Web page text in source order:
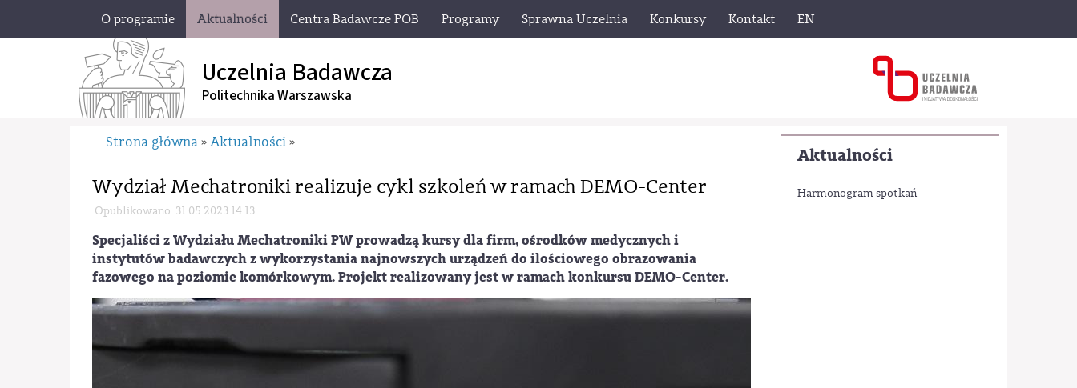
O programie Aktualności Centra Badawcze POB Programy Sprawna Uczelnia Konkursy Kontakt EN
Uczelnia Badawcza
Politechnika Warszawska
Aktualności
Harmonogram spotkań
Strona główna » Aktualności »
Wydział Mechatroniki realizuje cykl szkoleń w ramach DEMO-Center
Opublikowano: 31.05.2023 14:13
Specjaliści z Wydziału Mechatroniki PW prowadzą kursy dla firm, ośrodków medycznych i
instytutów badawczych z wykorzystania najnowszych urządzeń do ilościowego obrazowania
fazowego na poziomie komórkowym. Projekt realizowany jest w ramach konkursu DEMO-Center.